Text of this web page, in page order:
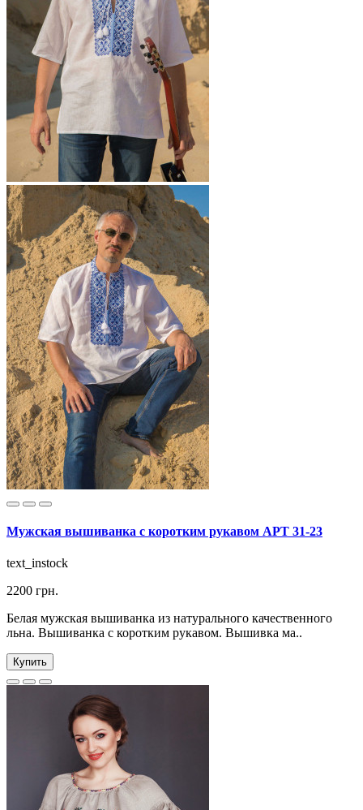
Мужская вышиванка с коротким рукавом АРТ 31-23
text_instock
2200 грн.
Белая мужская вышиванка из натурального качественного
льна. Вышиванка с коротким рукавом. Вышивка ма..
Купить